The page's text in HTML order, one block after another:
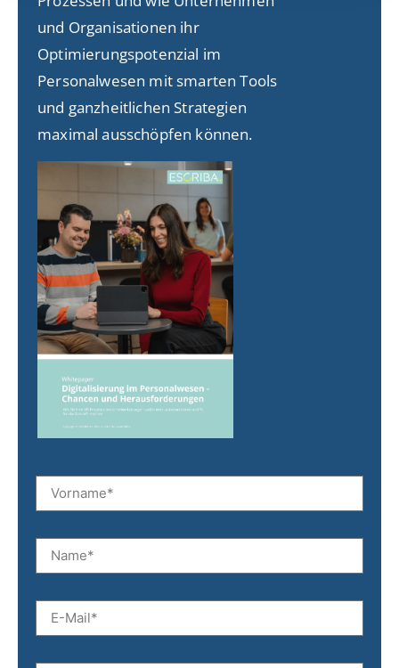
und Organisationen ihr
Optimierungspotenzial im
Personalwesen mit smarten Tools
und ganzheitlichen Strategien
maximal ausschöpfen können.